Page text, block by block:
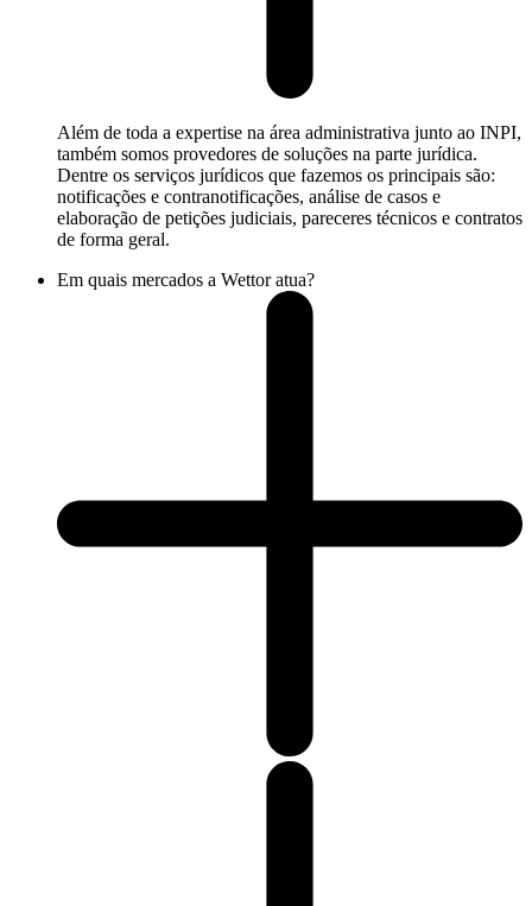
Além de toda a expertise na área administrativa junto ao INPI,
também somos provedores de soluções na parte jurídica.
Dentre os serviços jurídicos que fazemos os principais são:
notificações e contranotificações, análise de casos e
elaboração de petições judiciais, pareceres técnicos e contratos
de forma geral.
Em quais mercados a Wettor atua?